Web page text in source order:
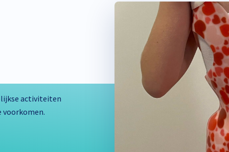
activiteiten
voorkomen.